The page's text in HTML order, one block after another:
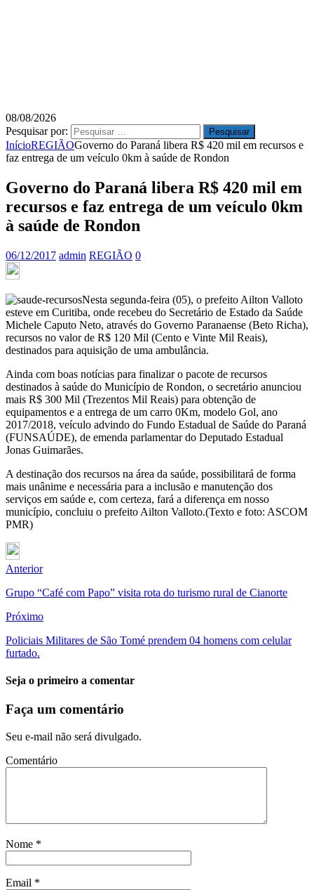
08/08/2026
Pesquisar por:
InícioREGIÃOGoverno do Paraná libera R$ 420 mil em recursos e
faz entrega de um veículo 0km à saúde de Rondon
Governo do Paraná libera R$ 420 mil em
recursos e faz entrega de um veículo 0km
à saúde de Rondon
06/12/2017 admin REGIÃO 0
Nesta segunda-feira (05), o prefeito Ailton Valloto
esteve em Curitiba, onde recebeu do Secretário de Estado da Saúde
Michele Caputo Neto, através do Governo Paranaense (Beto Richa),
recursos no valor de R$ 120 Mil (Cento e Vinte Mil Reais),
destinados para aquisição de uma ambulância.
Ainda com boas notícias para finalizar o pacote de recursos
destinados à saúde do Município de Rondon, o secretário anunciou
mais R$ 300 Mil (Trezentos Mil Reais) para obtenção de
equipamentos e a entrega de um carro 0Km, modelo Gol, ano
2017/2018, veículo advindo do Fundo Estadual de Saúde do Paraná
(FUNSAÚDE), de emenda parlamentar do Deputado Estadual
Jonas Guimarães.
A destinação dos recursos na área da saúde, possibilitará de forma
mais unânime e necessária para a inclusão e manutenção dos
serviços em saúde e, com certeza, fará a diferença em nosso
município, concluiu o prefeito Ailton Valloto.(Texto e foto: ASCOM
PMR)
Anterior
Grupo “Café com Papo” visita rota do turismo rural de Cianorte
Próximo
Policiais Militares de São Tomé prendem 04 homens com celular
furtado.
Seja o primeiro a comentar
Faça um comentário
Seu e-mail não será divulgado.
Comentário
Nome *
Email *